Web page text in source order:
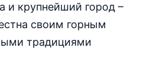
и крупнейший город –
своим горным
традициями